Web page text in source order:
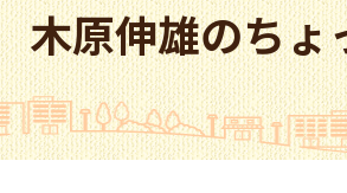
木原伸雄のちょ